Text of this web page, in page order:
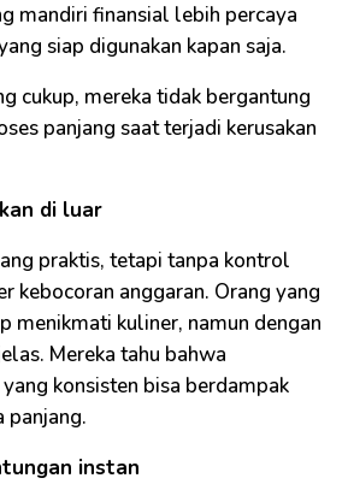
mandiri finansial lebih percaya
siap digunakan kapan saja.
cukup, mereka tidak bergantung
panjang saat terjadi kerusakan
di luar
praktis, tetapi tanpa kontrol
kebocoran anggaran. Orang yang
menikmati kuliner, namun dengan
Mereka tahu bahwa
konsisten bisa berdampak
panjang.
instan